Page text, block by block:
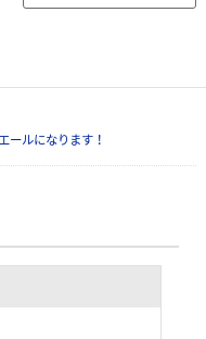
みんなの新
28卒 IT・
ールになります！